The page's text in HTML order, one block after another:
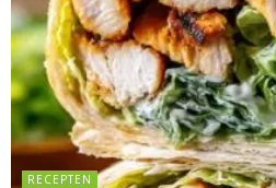
RECEPTEN